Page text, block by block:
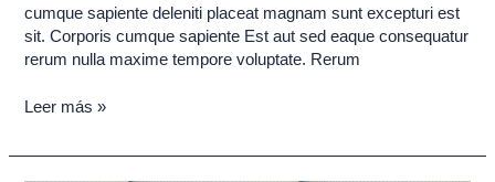
cumque sapiente deleniti placeat magnam sunt excepturi est
sit. Corporis cumque sapiente Est aut sed eaque consequatur
rerum nulla maxime tempore voluptate. Rerum
Leer más »